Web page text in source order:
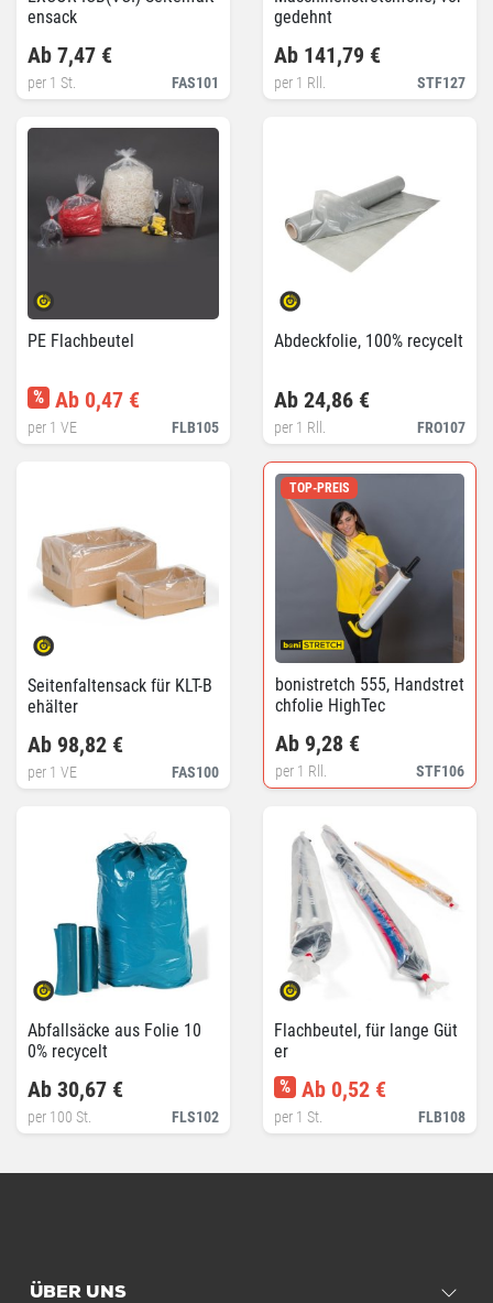
ensack
FAS101
Ab 7,47 €
per 1 St.
gedehnt
STF127
Ab 141,79 €
per 1 Rll.
PE Flachbeutel
FLB105
% Ab 0,47 €
per 1 VE
Abdeckfolie, 100% recycelt
FRO107
Ab 24,86 €
per 1 Rll.
Seitenfaltensack für KLT-B
ehälter
FAS100
Ab 98,82 €
per 1 VE
TOP-PREIS
bonistretch 555, Handstret
chfolie HighTec
STF106
Ab 9,28 €
per 1 Rll.
Abfallsäcke aus Folie 10
0% recycelt
FLS102
Ab 30,67 €
per 100 St.
Flachbeutel, für lange Güt
er
FLB108
% Ab 0,52 €
per 1 St.
ÜBER UNS